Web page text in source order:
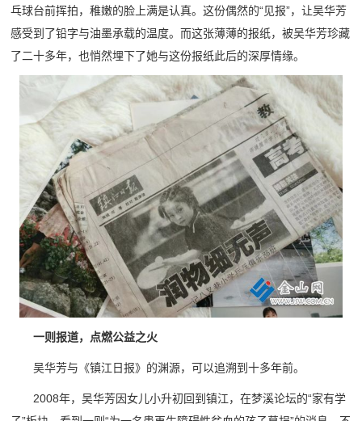
乓球台前挥拍，稚嫩的脸上满是认真。这份偶然的“见报”，让吴华芳
感受到了铅字与油墨承载的温度。而这张薄薄的报纸，被吴华芳珍藏
了二十多年，也悄然埋下了她与这份报纸此后的深厚情缘。
一则报道，点燃公益之火
吴华芳与《镇江日报》的渊源，可以追溯到十多年前。
2008年，吴华芳因女儿小升初回到镇江，在梦溪论坛的“家有学